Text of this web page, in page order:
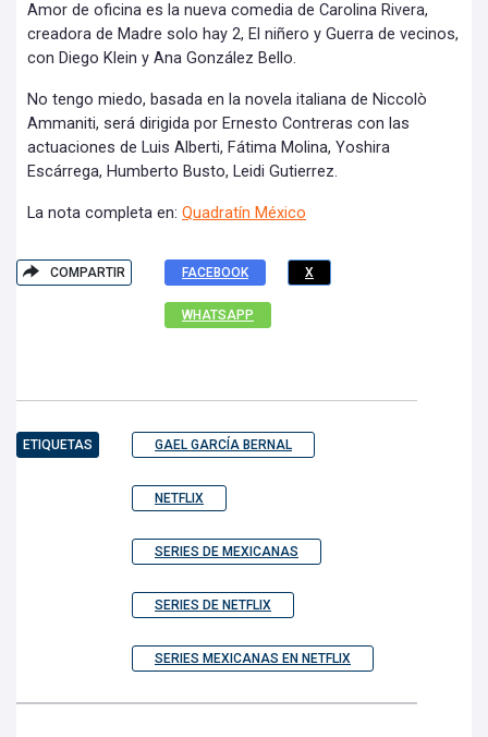
Amor de oficina es la nueva comedia de Carolina Rivera,
creadora de Madre solo hay 2, El niñero y Guerra de vecinos,
con Diego Klein y Ana González Bello.
No tengo miedo, basada en la novela italiana de Niccolò
Ammaniti, será dirigida por Ernesto Contreras con las
actuaciones de Luis Alberti, Fátima Molina, Yoshira
Escárrega, Humberto Busto, Leidi Gutierrez.
La nota completa en: Quadratín México
COMPARTIR FACEBOOK X
WHATSAPP
ETIQUETAS GAEL GARCÍA BERNAL
NETFLIX
SERIES DE MEXICANAS
SERIES DE NETFLIX
SERIES MEXICANAS EN NETFLIX